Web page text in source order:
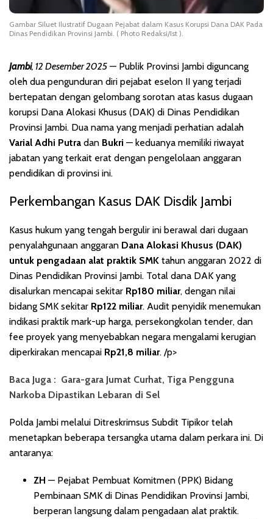
Gambar Siluet Ilustratif Dugaan Pejabat dalam Kasus Korupsi Dana DAK Pada
Dinas Pendidikan Provinsi Jambi. ( Photo Redaksi/Ist ).
Jambi, 12 Desember 2025 — Publik Provinsi Jambi diguncang
oleh dua pengunduran diri pejabat eselon II yang terjadi
bertepatan dengan gelombang sorotan atas kasus dugaan
korupsi Dana Alokasi Khusus (DAK) di Dinas Pendidikan
Provinsi Jambi. Dua nama yang menjadi perhatian adalah
Varial Adhi Putra dan Bukri — keduanya memiliki riwayat
jabatan yang terkait erat dengan pengelolaan anggaran
pendidikan di provinsi ini.
Perkembangan Kasus DAK Disdik Jambi
Kasus hukum yang tengah bergulir ini berawal dari dugaan
penyalahgunaan anggaran Dana Alokasi Khusus (DAK)
untuk pengadaan alat praktik SMK tahun anggaran 2022 di
Dinas Pendidikan Provinsi Jambi. Total dana DAK yang
disalurkan mencapai sekitar Rp180 miliar, dengan nilai
bidang SMK sekitar Rp122 miliar. Audit penyidik menemukan
indikasi praktik mark-up harga, persekongkolan tender, dan
fee proyek yang menyebabkan negara mengalami kerugian
diperkirakan mencapai Rp21,8 miliar. /p>
Baca Juga : Gara-gara Jumat Curhat, Tiga Pengguna
Narkoba Dipastikan Lebaran di Sel
Polda Jambi melalui Ditreskrimsus Subdit Tipikor telah
menetapkan beberapa tersangka utama dalam perkara ini. Di
antaranya:
ZH — Pejabat Pembuat Komitmen (PPK) Bidang
Pembinaan SMK di Dinas Pendidikan Provinsi Jambi,
berperan langsung dalam pengadaan alat praktik.